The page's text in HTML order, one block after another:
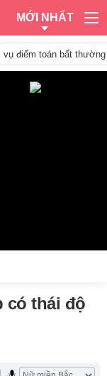
MỚI NHẤT
vụ điểm toán bất
có thái độ